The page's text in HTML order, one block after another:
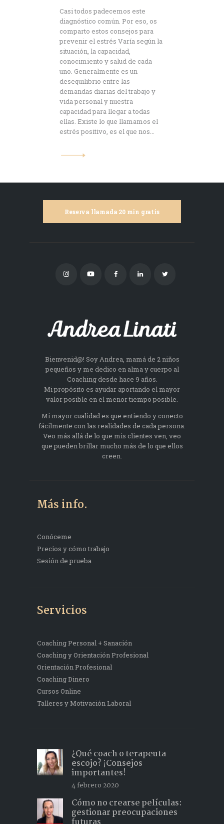
Casi todos padecemos este
diagnóstico común. Por eso, os
comparto estos consejos para
prevenir el estrés Varía según la
situación, la capacidad,
conocimiento y salud de cada
uno. Generalmente es un
desequilibrio entre las
demandas diarias del trabajo y
vida personal y nuestra
capacidad para llegar a todas
ellas. Existe lo que llamamos el
estrés positivo, es el que nos…
Reserva llamada 20 min gratis
Bienvenid@! Soy Andrea, mamá de 2 niños
pequeños y me dedico en alma y cuerpo al
Coaching desde hace 9 años.
Mi propósito es ayudar aportando el mayor
valor posible en el menor tiempo posible.
Mi mayor cualidad es que entiendo y conecto
fácilmente con las realidades de cada persona.
Veo más allá de lo que mis clientes ven, veo
que pueden brillar mucho más de lo que ellos
creen.
Más info.
Conóceme
Precios y cómo trabajo
Sesión de prueba
Servicios
Coaching Personal + Sanación
Coaching y Orientación Profesional
Orientación Profesional
Coaching Dinero
Cursos Online
Talleres y Motivación Laboral
¿Qué coach o terapeuta
escojo? ¡Consejos
importantes!
4 febrero 2020
Cómo no crearse películas:
gestionar preocupaciones